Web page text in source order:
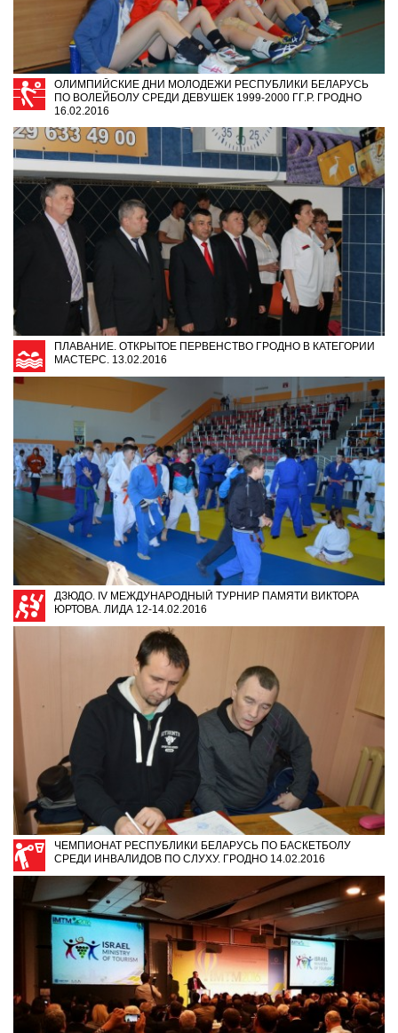
ОЛИМПИЙСКИЕ ДНИ МОЛОДЕЖИ РЕСПУБЛИКИ БЕЛАРУСЬ
ПО ВОЛЕЙБОЛУ СРЕДИ ДЕВУШЕК 1999-2000 ГГ.Р. ГРОДНО
16.02.2016
ПЛАВАНИЕ. ОТКРЫТОЕ ПЕРВЕНСТВО ГРОДНО В КАТЕГОРИИ
МАСТЕРС. 13.02.2016
ДЗЮДО. IV МЕЖДУНАРОДНЫЙ ТУРНИР ПАМЯТИ ВИКТОРА
ЮРТОВА. ЛИДА 12-14.02.2016
ЧЕМПИОНАТ РЕСПУБЛИКИ БЕЛАРУСЬ ПО БАСКЕТБОЛУ
СРЕДИ ИНВАЛИДОВ ПО СЛУХУ. ГРОДНО 14.02.2016